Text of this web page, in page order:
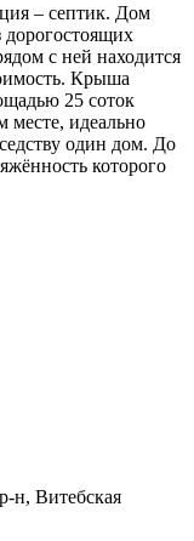
– септик. Дом
дорогостоящих
с ней находится
Крыша
25 соток
идеально
один дом. До
которого
н, Витебская